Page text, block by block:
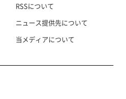
RSSについて
ニュース提供先について
当メディアについて